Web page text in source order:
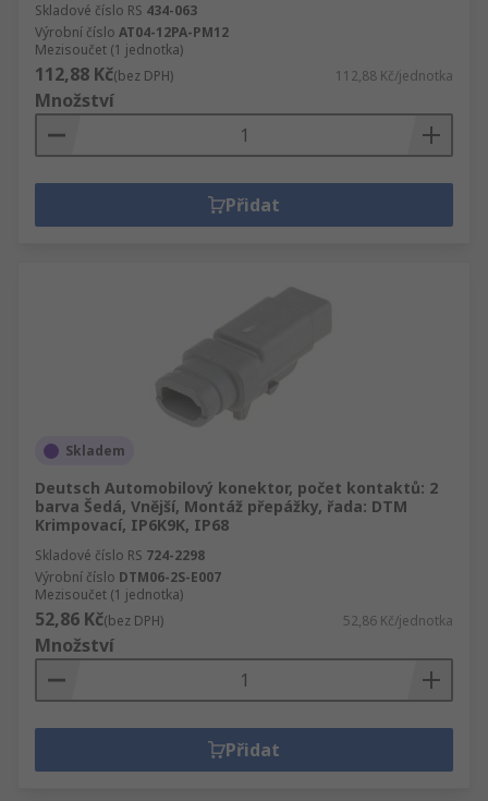
Skladové číslo RS 434-063
Výrobní číslo AT04-12PA-PM12
Mezisoučet (1 jednotka)
112,88 Kč(bez DPH) 112,88 Kč/jednotka
Množství
Přidat
Skladem
Deutsch Automobilový konektor, počet kontaktů: 2
barva Šedá, Vnější, Montáž přepážky, řada: DTM
Krimpovací, IP6K9K, IP68
Skladové číslo RS 724-2298
Výrobní číslo DTM06-2S-E007
Mezisoučet (1 jednotka)
52,86 Kč(bez DPH) 52,86 Kč/jednotka
Množství
Přidat